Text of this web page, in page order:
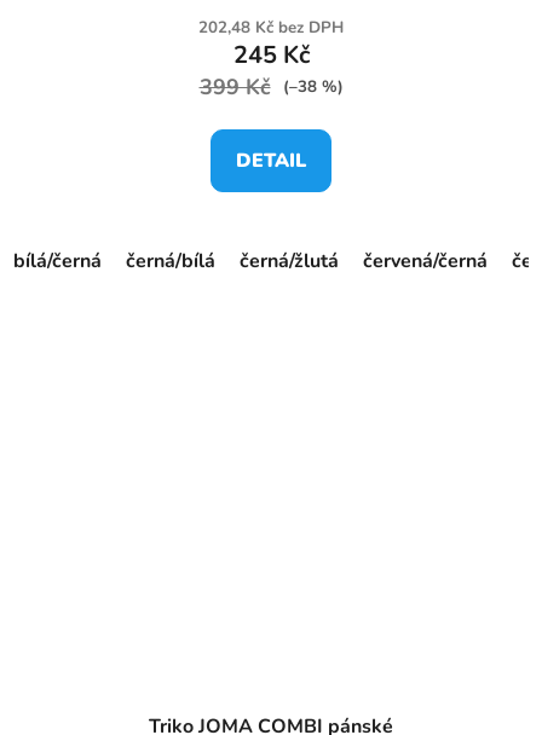
202,48 Kč bez DPH
245 Kč
399 Kč (–38 %)
DETAIL
bílá/černá černá/bílá černá/žlutá červená/černá
Triko JOMA COMBI pánské